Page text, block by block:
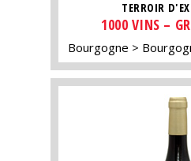
TERROIR
1000 VINS –
Bourgogne